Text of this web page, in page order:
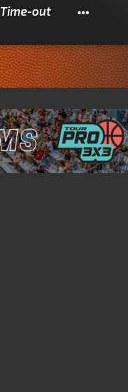
Time-out Pretraži